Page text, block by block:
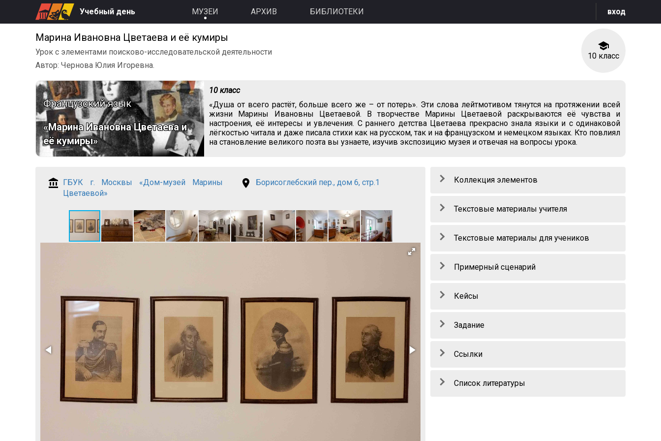
Учебный день МУЗЕИ АРХИВ БИБЛИОТЕКИ вход
Марина Ивановна Цветаева и её кумиры
Урок с элементами поисково-исследовательской деятельности
Автор: Чернова Юлия Игоревна.
10 класс
Французский язык
«Марина Ивановна Цветаева и
её кумиры»
10 класс
«Душа от всего растёт, больше всего же – от потерь». Эти слова лейтмотивом тянутся на протяжении всей
жизни Марины Ивановны Цветаевой. В творчестве Марины Цветаевой раскрываются её чувства и
настроения, её интересы и увлечения. С раннего детства Цветаева прекрасно знала языки и с одинаковой
лёгкостью читала и даже писала стихи как на русском, так и на французском и немецком языках. Кто повлиял
на становление великого поэта вы узнаете, изучив экспозицию музея и отвечая на вопросы урока.
ГБУК г. Москвы «Дом-музей Марины
Цветаевой»
Борисоглебский пер., дом 6, стр.1 Коллекция элементов
Текстовые материалы учителя
Текстовые материалы для учеников
Примерный сценарий
Кейсы
Задание
Ссылки
Список литературы